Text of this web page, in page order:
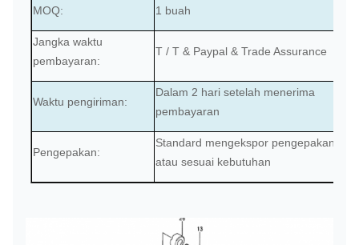
MOQ: 1 buah
Jangka waktu
pembayaran:
T / T & Paypal & Trade Assurance
Waktu pengiriman:
Dalam 2 hari setelah menerima
pembayaran
Pengepakan:
Standard mengekspor pengepakan
atau sesuai kebutuhan